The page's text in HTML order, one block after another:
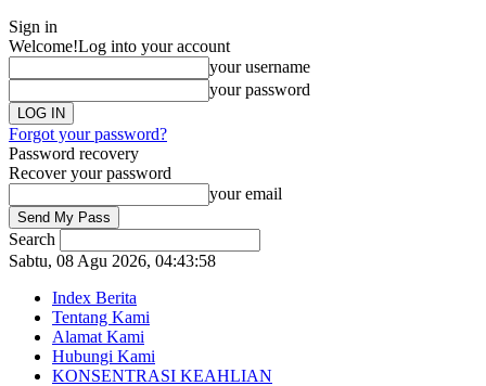
Sign in
Welcome!Log into your account
your username
your password
Forgot your password?
Password recovery
Recover your password
your email
Search
Sabtu, 08 Agu 2026, 04:43:58
Index Berita
Tentang Kami
Alamat Kami
Hubungi Kami
KONSENTRASI KEAHLIAN